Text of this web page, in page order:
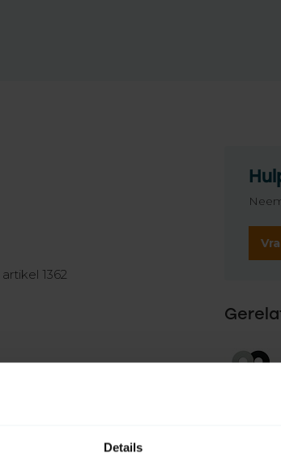
Details
1362